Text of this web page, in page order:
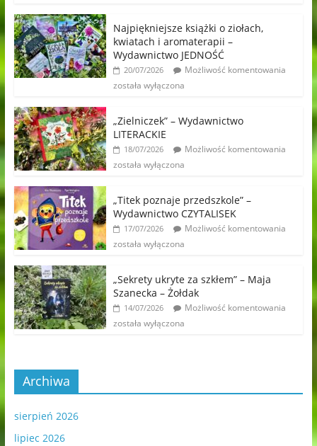
Najpiękniejsze książki o ziołach,
kwiatach i aromaterapii –
Wydawnictwo JEDNOŚĆ
20/07/2026
Możliwość komentowania
została wyłączona
„Zielniczek” – Wydawnictwo
LITERACKIE
18/07/2026
Możliwość komentowania
została wyłączona
„Titek poznaje przedszkole” –
Wydawnictwo CZYTALISEK
17/07/2026
Możliwość komentowania
została wyłączona
„Sekrety ukryte za szkłem” – Maja
Szanecka – Żołdak
14/07/2026
Możliwość komentowania
została wyłączona
Archiwa
sierpień 2026
lipiec 2026